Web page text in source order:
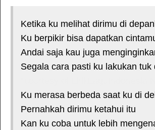
Ketika ku melihat dirimu di
Ku berpikir bisa dapatkan
Andai saja kau juga
Segala cara pasti ku lakukan tuk
Ku merasa berbeda saat ku di
Pernahkah dirimu ketahui itu
Kan ku coba untuk lebih